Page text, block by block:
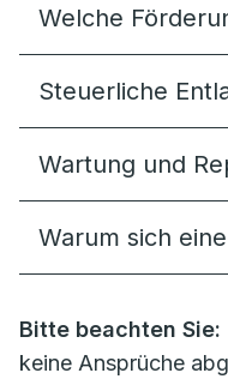
Welche
Steuerliche
Wartung und
Warum sich
Bitte beachten Sie:
keine Ansprüche